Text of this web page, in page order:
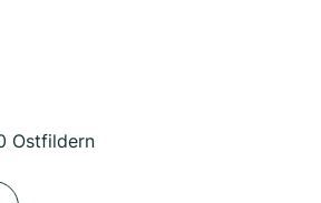
Ostfildern